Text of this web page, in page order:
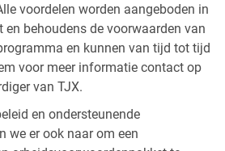
voordelen worden aangeboden in
behoudens de voorwaarden van
en kunnen van tijd tot tijd
voor meer informatie contact op
van TJX.
en ondersteunende
we er ook naar om een